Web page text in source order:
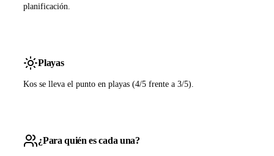
planificación.
Playas
Kos se lleva el punto en playas (4/5 frente a 3/5).
¿Para quién es cada una?